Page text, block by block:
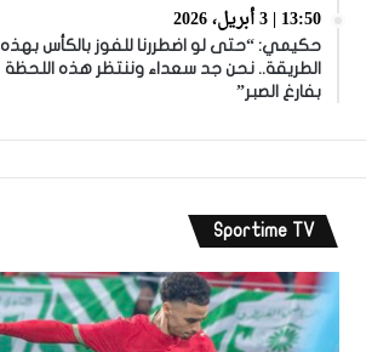
13:50 | 3 أبريل، 2026
حكيمي: “حتى لو اضطررنا للفوز بالكأس بهذه
الطريقة.. نحن جد سعداء وننتظر هذه اللحظة
بفارغ الصبر”
Sportime TV